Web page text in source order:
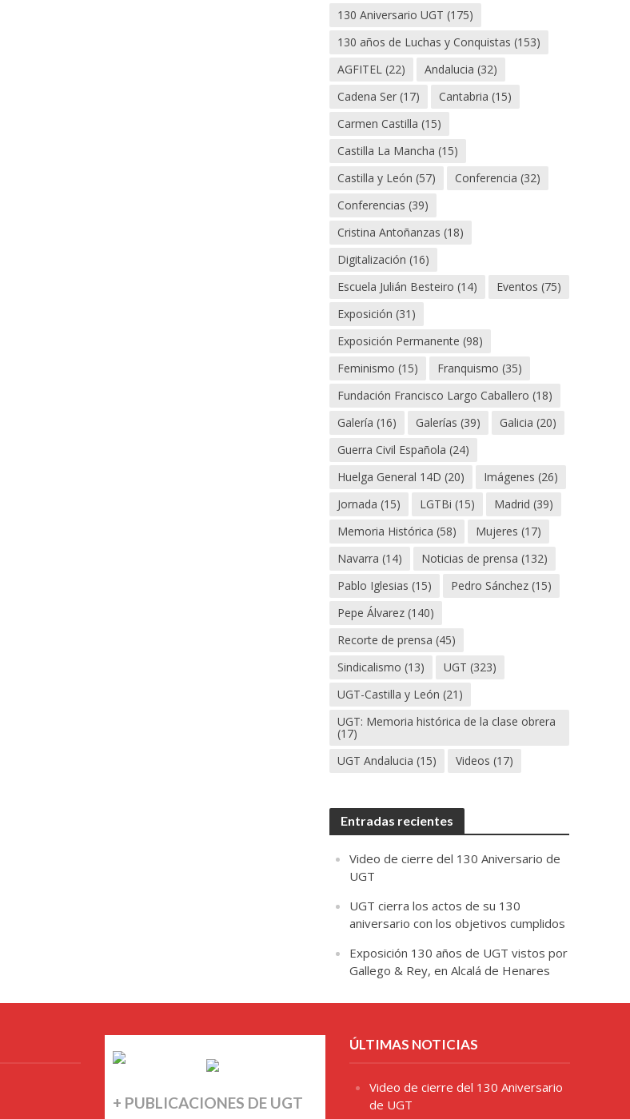
130 Aniversario UGT (175)
130 años de Luchas y Conquistas (153)
AGFITEL (22) Andalucia (32)
Cadena Ser (17) Cantabria (15)
Carmen Castilla (15)
Castilla La Mancha (15)
Castilla y León (57) Conferencia (32)
Conferencias (39)
Cristina Antoñanzas (18)
Digitalización (16)
Escuela Julián Besteiro (14) Eventos (75)
Exposición (31)
Exposición Permanente (98)
Feminismo (15) Franquismo (35)
Fundación Francisco Largo Caballero (18)
Galería (16) Galerías (39) Galicia (20)
Guerra Civil Española (24)
Huelga General 14D (20) Imágenes (26)
Jornada (15) LGTBi (15) Madrid (39)
Memoria Histórica (58) Mujeres (17)
Navarra (14) Noticias de prensa (132)
Pablo Iglesias (15) Pedro Sánchez (15)
Pepe Álvarez (140)
Recorte de prensa (45)
Sindicalismo (13) UGT (323)
UGT-Castilla y León (21)
UGT: Memoria histórica de la clase obrera
(17)
UGT Andalucia (15) Videos (17)
Entradas recientes
Video de cierre del 130 Aniversario de
UGT
UGT cierra los actos de su 130
aniversario con los objetivos cumplidos
Exposición 130 años de UGT vistos por
Gallego & Rey, en Alcalá de Henares
+ PUBLICACIONES DE UGT
ÚLTIMAS NOTICIAS
Video de cierre del 130 Aniversario
de UGT